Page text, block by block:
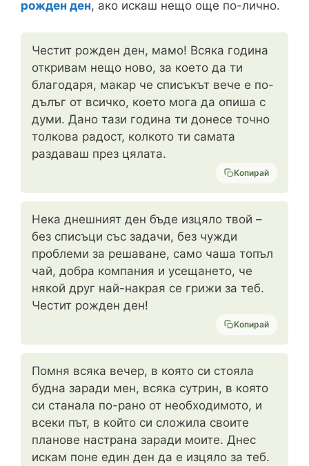
рожден ден, ако искаш нещо още по-лично.
Честит рожден ден, мамо! Всяка година
откривам нещо ново, за което да ти
благодаря, макар че списъкът вече е по-
дълъг от всичко, което мога да опиша с
думи. Дано тази година ти донесе точно
толкова радост, колкото ти самата
раздаваш през цялата.
Копирай
Нека днешният ден бъде изцяло твой –
без списъци със задачи, без чужди
проблеми за решаване, само чаша топъл
чай, добра компания и усещането, че
някой друг най-накрая се грижи за теб.
Честит рожден ден!
Копирай
Помня всяка вечер, в която си стояла
будна заради мен, всяка сутрин, в която
си станала по-рано от необходимото, и
всеки път, в който си сложила своите
планове настрана заради моите. Днес
искам поне един ден да е изцяло за теб.